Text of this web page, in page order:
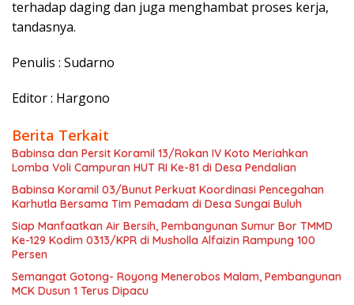
terhadap daging dan juga menghambat proses kerja,
tandasnya.
Penulis : Sudarno
Editor : Hargono
Berita Terkait
Babinsa dan Persit Koramil 13/Rokan IV Koto Meriahkan
Lomba Voli Campuran HUT RI Ke-81 di Desa Pendalian
Babinsa Koramil 03/Bunut Perkuat Koordinasi Pencegahan
Karhutla Bersama Tim Pemadam di Desa Sungai Buluh
Siap Manfaatkan Air Bersih, Pembangunan Sumur Bor TMMD
Ke-129 Kodim 0313/KPR di Musholla Alfaizin Rampung 100
Persen
Semangat Gotong- Royong Menerobos Malam, Pembangunan
MCK Dusun 1 Terus Dipacu